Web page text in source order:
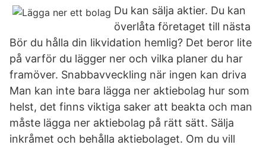
Du kan sälja aktier. Du kan
överlåta företaget till nästa
Bör du hålla din likvidation hemlig? Det beror lite
på varför du lägger ner och vilka planer du har
framöver. Snabbavveckling när ingen kan driva
Man kan inte bara lägga ner aktiebolag hur som
helst, det finns viktiga saker att beakta och man
måste lägga ner aktiebolag på rätt sätt. Sälja
inkråmet och behålla aktiebolaget. Om du vill